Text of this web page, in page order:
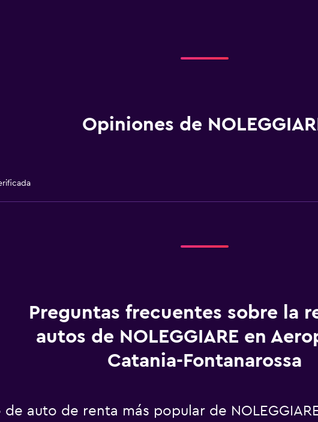
Opiniones de
Preguntas frecuentes sobre la
autos de NOLEGGIARE en
Catania-Fontanarossa
de auto de renta más popular de